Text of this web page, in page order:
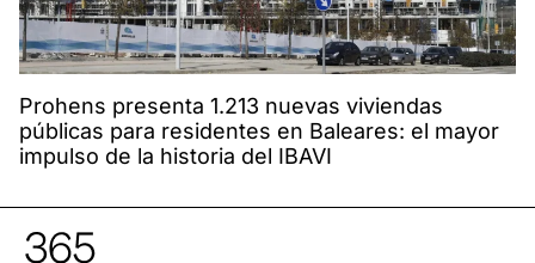
Prohens presenta 1.213 nuevas viviendas
públicas para residentes en Baleares: el mayor
impulso de la historia del IBAVI